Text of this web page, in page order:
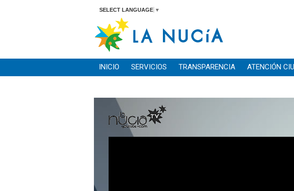
SELECT LANGUAGE ▼
INICIO SERVICIOS TRANSPARENCIA ATENCIÓN